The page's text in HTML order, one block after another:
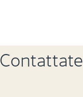
Contattate